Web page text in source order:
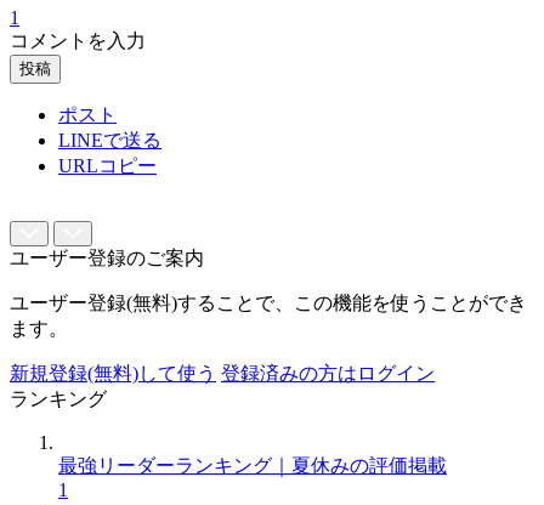
1
コメントを入力
投稿
ポスト
LINEで送る
URLコピー
ユーザー登録のご案内
ユーザー登録(無料)することで、この機能を使うことができ
ます。
新規登録(無料)して使う 登録済みの方はログイン
ランキング
最強リーダーランキング｜夏休みの評価掲載
1